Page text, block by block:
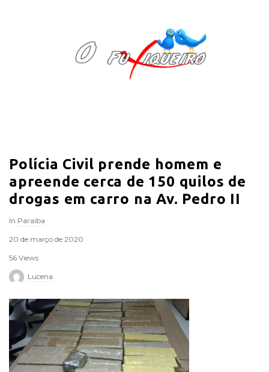
F
q
u
e
r
o
Polícia Civil prende homem e
apreende cerca de 150 quilos de
drogas em carro na Av. Pedro II
In Paraíba
20 de março de 2020
56 Views
Lucena